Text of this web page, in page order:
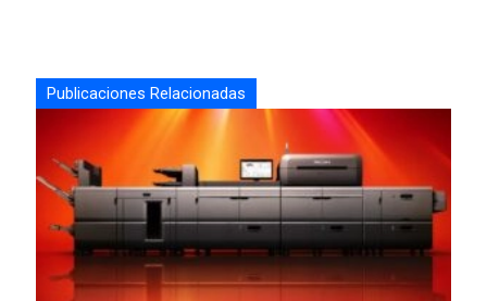
Publicaciones Relacionadas